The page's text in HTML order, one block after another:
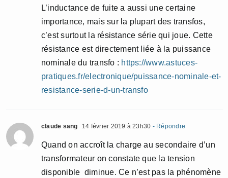
L’inductance de fuite a aussi une certaine
importance, mais sur la plupart des transfos,
c’est surtout la résistance série qui joue. Cette
résistance est directement liée à la puissance
nominale du transfo : https://www.astuces-
pratiques.fr/electronique/puissance-nominale-et-
resistance-serie-d-un-transfo
claude sang 14 février 2019 à 23h30 - Répondre
Quand on accroît la charge au secondaire d’un
transformateur on constate que la tension
disponible diminue. Ce n’est pas la phénomène